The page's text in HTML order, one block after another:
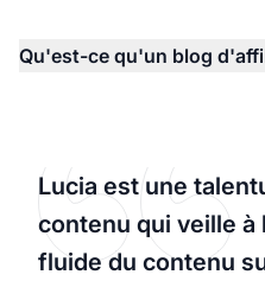
Qu'est-ce qu'un blog
Lucia est une
contenu qui veille à
fluide du contenu